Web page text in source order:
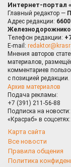
Интернет-портал
Главный редактор —
Адрес редакции:
Телефон редакции:
E-mail:
Мнения авторов
материалов,
комментариев
с позицией редакции.
Архив материалов
Подача рекламы:
+7 (391) 211-56-88
Подписка на новости:
«Красраб» в соцсетях:
Карта сайта
Все новости
Правила общения
Политика